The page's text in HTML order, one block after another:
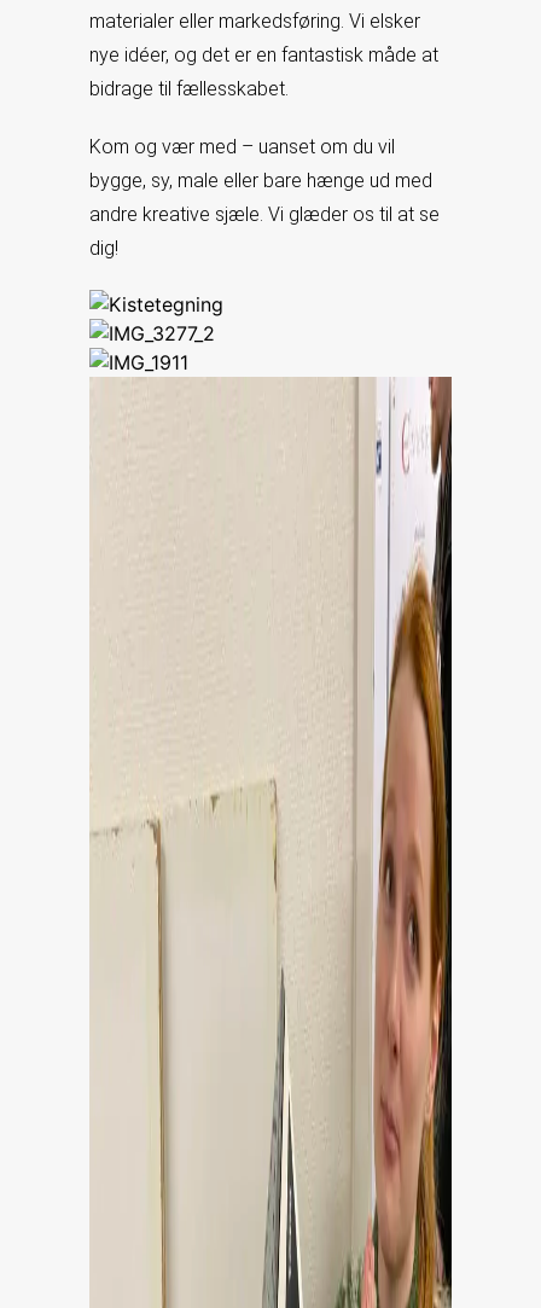
materialer eller markedsføring. Vi elsker
nye idéer, og det er en fantastisk måde at
bidrage til fællesskabet.
Kom og vær med – uanset om du vil
bygge, sy, male eller bare hænge ud med
andre kreative sjæle. Vi glæder os til at se
dig!